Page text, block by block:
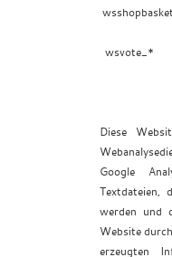
Diese
Google
Textdateien,
werden und
Website
erzeugten